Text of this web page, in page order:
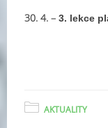
30. 4. – 3. lekce
AKTUALITY